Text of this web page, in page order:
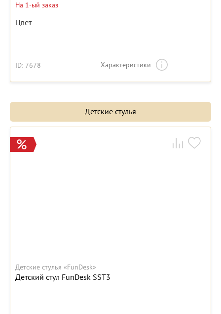
На 1-ый заказ
Цвет
ID: 7678 Характеристики
Детские стулья
Детские стулья «FunDesk»
Детский стул FunDesk SST3